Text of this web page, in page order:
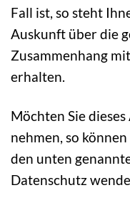
Fall ist, so steht
Auskunft über die
Zusammenhang
erhalten.
Möchten Sie
nehmen, so
den unten
Datenschutz